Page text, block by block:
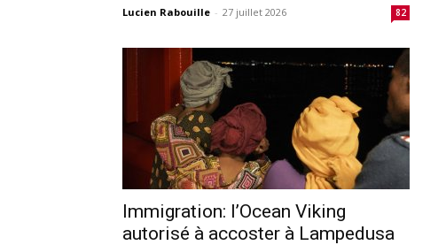
Lucien Rabouille - 27 juillet 2026 82
Immigration: l’Ocean Viking
autorisé à accoster à Lampedusa